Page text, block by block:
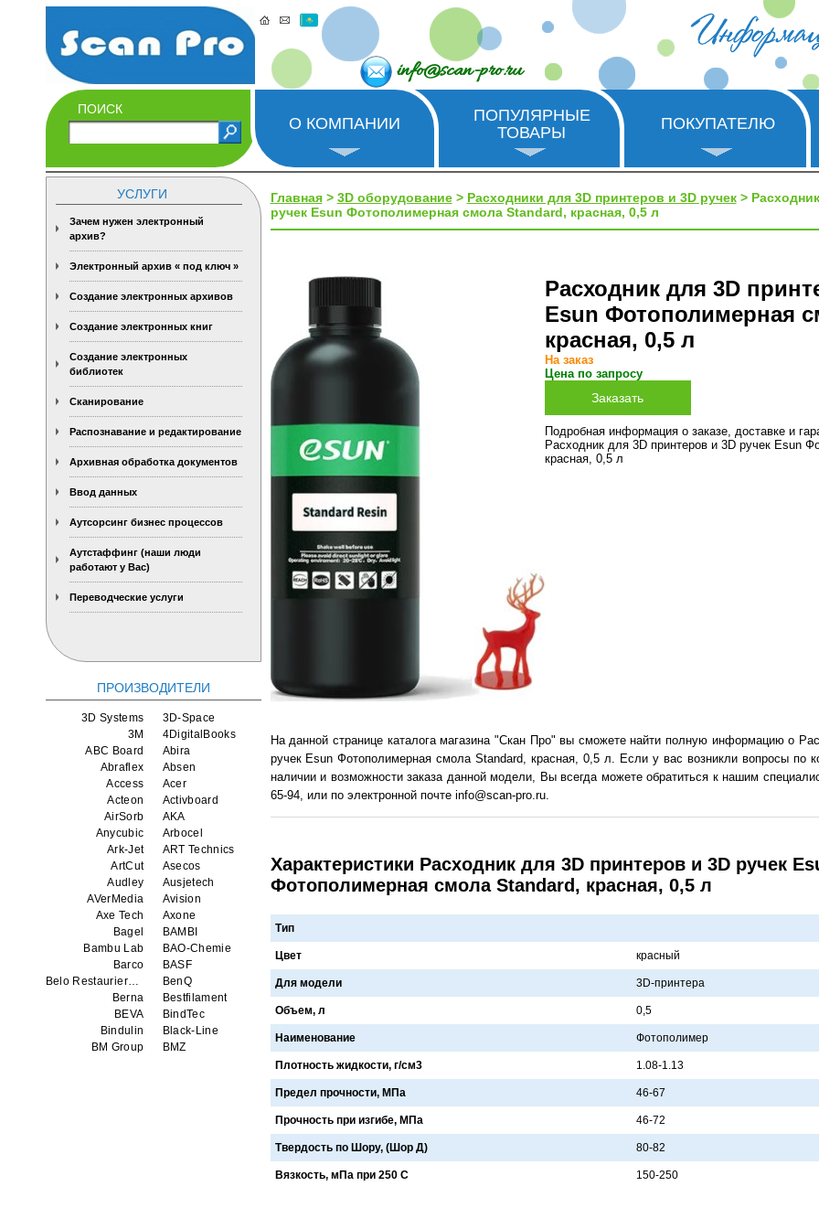
info@scan-pro.ru
ПОИСК
О КОМПАНИИ
ПОПУЛЯРНЫЕ
ТОВАРЫ
ПОКУПАТЕЛЮ
УСЛУГИ
Зачем нужен электронный
архив?
Электронный архив « под ключ »
Создание электронных архивов
Создание электронных книг
Создание электронных
библиотек
Сканирование
Распознавание и редактирование
Архивная обработка документов
Ввод данных
Аутсорсинг бизнес процессов
Аутстаффинг (наши люди
работают у Вас)
Переводческие услуги
ПРОИЗВОДИТЕЛИ
3D Systems
3D-Space
3M
4DigitalBooks
ABC Board
Abira
Abraflex
Absen
Access
Acer
Acteon
Activboard
AirSorb
AKA
Anycubic
Arbocel
Ark-Jet
ART Technics
ArtCut
Asecos
Audley
Ausjetech
AVerMedia
Avision
Axe Tech
Axone
Bagel
BAMBI
Bambu Lab
BAO-Chemie
Barco
BASF
Belo Restaurierungsgerate GmbH
BenQ
Berna
Bestfilament
BEVA
BindTec
Bindulin
Black-Line
BM Group
BMZ
Главная> 3D оборудование> Расходники для 3D принтеров и 3D ручек>
ручек Esun Фотополимерная смола Standard, красная, 0,5 л
Расходник для 3D
Esun Фотополимерная
красная, 0,5 л
На заказ
Цена по запросу
Подробная информация о заказе, доставке и
Расходник для 3D принтеров и 3D ручек Esun
красная, 0,5 л
На данной странице каталога магазина "Скан Про" вы сможете найти полную информацию о
ручек Esun Фотополимерная смола Standard, красная, 0,5 л. Если у вас возникли вопросы по
наличии и возможности заказа данной модели, Вы всегда можете обратиться к нашим
65-94, или по электронной почте info@scan-pro.ru.
Характеристики Расходник для 3D принтеров и 3D ручек
Фотополимерная смола Standard, красная, 0,5 л
Тип
Цвет крaсный
Для модели 3D-принтерa
Объем, л 0,5
Наименование Фотополимер
Плотность жидкости, г/см3 1.08-1.13
Предел прочности, МПа 46-67
Прочность при изгибе, МПа 46-72
Твердость по Шору, (Шор Д) 80-82
Вязкость, мПа при 250 С 150-250